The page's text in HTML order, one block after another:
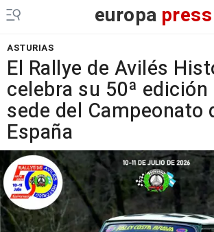
europa press
ASTURIAS
El Rallye de Avilés
celebra su 50ª
sede del Campeonato
España